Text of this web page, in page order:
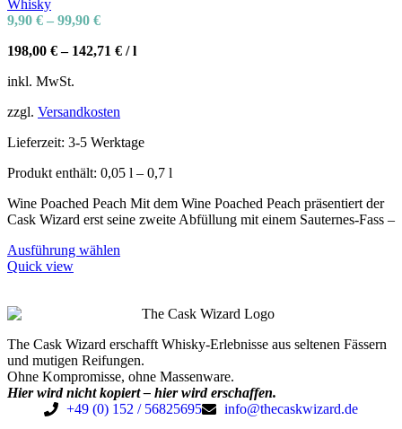
Whisky
9,90 € – 99,90 €
198,00 €– 142,71 € /l
inkl. MwSt.
zzgl. Versandkosten
Lieferzeit: 3-5 Werktage
Produkt enthält: 0,05 l – 0,7 l
Wine Poached Peach Mit dem Wine Poached Peach präsentiert der
Cask Wizard erst seine zweite Abfüllung mit einem Sauternes-Fass –
Ausführung wählen
Quick view
The Cask Wizard erschafft Whisky-Erlebnisse aus seltenen Fässern
und mutigen Reifungen.
Ohne Kompromisse, ohne Massenware.
Hier wird nicht kopiert – hier wird erschaffen.
+49 (0) 152 / 56825695
info@thecaskwizard.de